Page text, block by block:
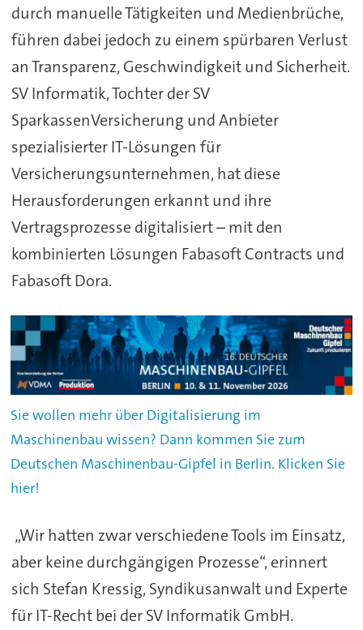
durch manuelle Tätigkeiten und Medienbrüche,
führen dabei jedoch zu einem spürbaren Verlust
an Transparenz, Geschwindigkeit und Sicherheit.
SV Informatik, Tochter der SV
SparkassenVersicherung und Anbieter
spezialisierter IT-Lösungen für
Versicherungsunternehmen, hat diese
Herausforderungen erkannt und ihre
Vertragsprozesse digitalisiert – mit den
kombinierten Lösungen Fabasoft Contracts und
Fabasoft Dora.
Sie wollen mehr über Digitalisierung im
Maschinenbau wissen? Dann kommen Sie zum
Deutschen Maschinenbau-Gipfel in Berlin. Klicken Sie
hier!
„Wir hatten zwar verschiedene Tools im Einsatz,
aber keine durchgängigen Prozesse“, erinnert
sich Stefan Kressig, Syndikusanwalt und Experte
für IT-Recht bei der SV Informatik GmbH.